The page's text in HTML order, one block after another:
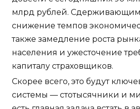
млрд рублей. Сдерживающим
снижение темпов
также замедление роста
населения и ужесточение
капиталу страховщиков.
Скорее всего, это будут
системы — стотысячники и